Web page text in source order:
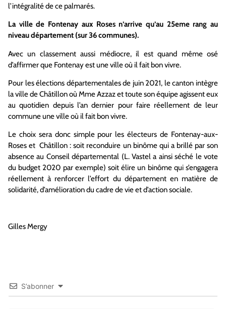
l’intégralité de ce palmarés.
La ville de Fontenay aux Roses n’arrive qu’au 25eme rang au
niveau département (sur 36 communes).
Avec un classement aussi médiocre, il est quand même osé
d’affirmer que Fontenay est une ville où il fait bon vivre.
Pour les élections départementales de juin 2021, le canton intègre
la ville de Châtillon où Mme Azzaz et toute son équipe agissent eux
au quotidien depuis l’an dernier pour faire réellement de leur
commune une ville où il fait bon vivre.
Le choix sera donc simple pour les électeurs de Fontenay-aux-
Roses et Châtillon : soit reconduire un binôme qui a brillé par son
absence au Conseil départemental (L. Vastel a ainsi séché le vote
du budget 2020 par exemple) soit élire un binôme qui s’engagera
réellement à renforcer l’effort du département en matière de
solidarité, d’amélioration du cadre de vie et d’action sociale.
Gilles Mergy
S’abonner